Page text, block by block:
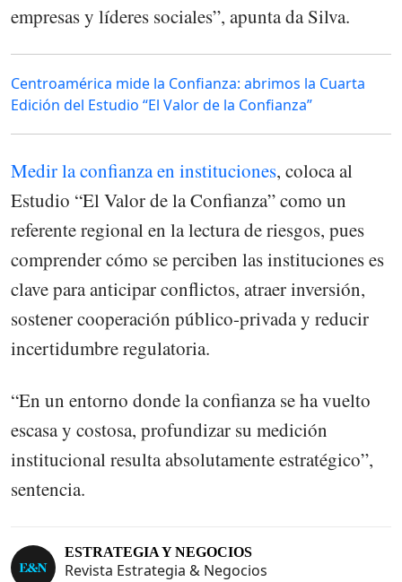
empresas y líderes sociales”, apunta da Silva.
Centroamérica mide la Confianza: abrimos la Cuarta
Edición del Estudio “El Valor de la Confianza”
Medir la confianza en instituciones, coloca al
Estudio “El Valor de la Confianza” como un
referente regional en la lectura de riesgos, pues
comprender cómo se perciben las instituciones es
clave para anticipar conflictos, atraer inversión,
sostener cooperación público-privada y reducir
incertidumbre regulatoria.
“En un entorno donde la confianza se ha vuelto
escasa y costosa, profundizar su medición
institucional resulta absolutamente estratégico”,
sentencia.
ESTRATEGIA Y NEGOCIOS
Revista Estrategia & Negocios